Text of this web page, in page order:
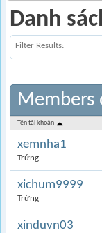
Danh
Filter Results
Members
Tên tài khoản
xemnha1
Trứng
xichum9999
Trứng
xinduvn03